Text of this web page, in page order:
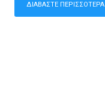
ΔΙΑΒΆΣΤΕ ΠΕΡΙΣΣΌΤΕΡΑ